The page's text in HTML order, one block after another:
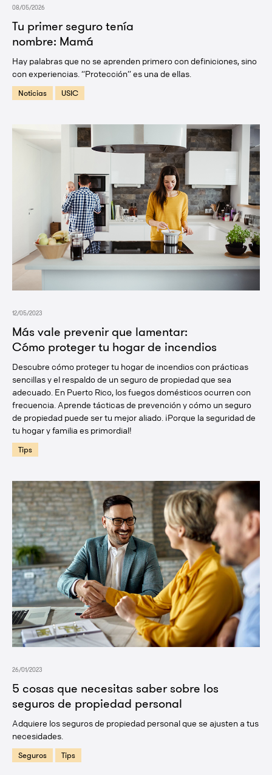
Tu primer seguro tenía
nombre: Mamá
08/05/2026
Hay palabras que no se aprenden primero con definiciones, sino
con experiencias. “Protección” es una de ellas.
Noticias USIC
Más vale prevenir que lamentar:
Cómo proteger tu hogar de incendios
12/05/2023
Descubre cómo proteger tu hogar de incendios con prácticas
sencillas y el respaldo de un seguro de propiedad que sea
adecuado. En Puerto Rico, los fuegos domésticos ocurren con
frecuencia. Aprende tácticas de prevención y cómo un seguro
de propiedad puede ser tu mejor aliado. ¡Porque la seguridad de
tu hogar y familia es primordial!
Tips
5 cosas que necesitas saber sobre los
seguros de propiedad personal
26/01/2023
Adquiere los seguros de propiedad personal que se ajusten a tus
necesidades.
Seguros Tips